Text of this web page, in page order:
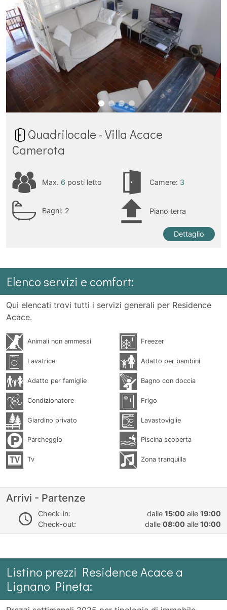
Quadrilocale - Villa Acace
Camerota
Max. 6 posti letto Camere: 3
Bagni: 2 Piano terra
Dettaglio
Elenco servizi e comfort:
Qui elencati trovi tutti i servizi generali per Residence
Acace.
Animali non ammessi Freezer
Lavatrice Adatto per bambini
Adatto per famiglie Bagno con doccia
Condizionatore Frigo
Giardino privato Lavastoviglie
Parcheggio Piscina scoperta
Tv Zona tranquilla
Arrivi - Partenze
Check-in: dalle 15:00 alle 19:00
Check-out:
dalle 08:00 alle 10:00
Listino prezzi Residence Acace a
Lignano Pineta: